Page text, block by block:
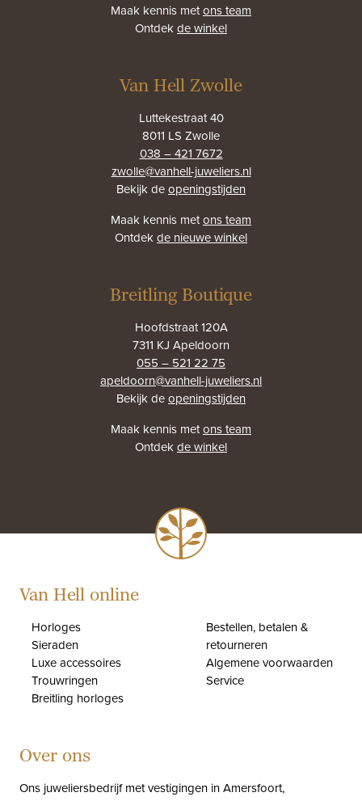
Maak kennis metons team
Ontdekde winkel
Van Hell Zwolle
Luttekestraat 40
8011 LS Zwolle
038 – 421 7672
zwolle@vanhell-juweliers.nl
Bekijk deopeningstijden
Maak kennis metons team
Ontdekde nieuwe winkel
Breitling Boutique
Hoofdstraat 120A
7311 KJ Apeldoorn
055 – 521 22 75
apeldoorn@vanhell-juweliers.nl
Bekijk deopeningstijden
Maak kennis metons team
Ontdekde winkel
Van Hell online
Horloges
Sieraden
Luxe accessoires
Trouwringen
Breitling horloges
Bestellen, betalen &
retourneren
Algemene voorwaarden
Service
Over ons
Ons juweliersbedrijf met vestigingen in Amersfoort,